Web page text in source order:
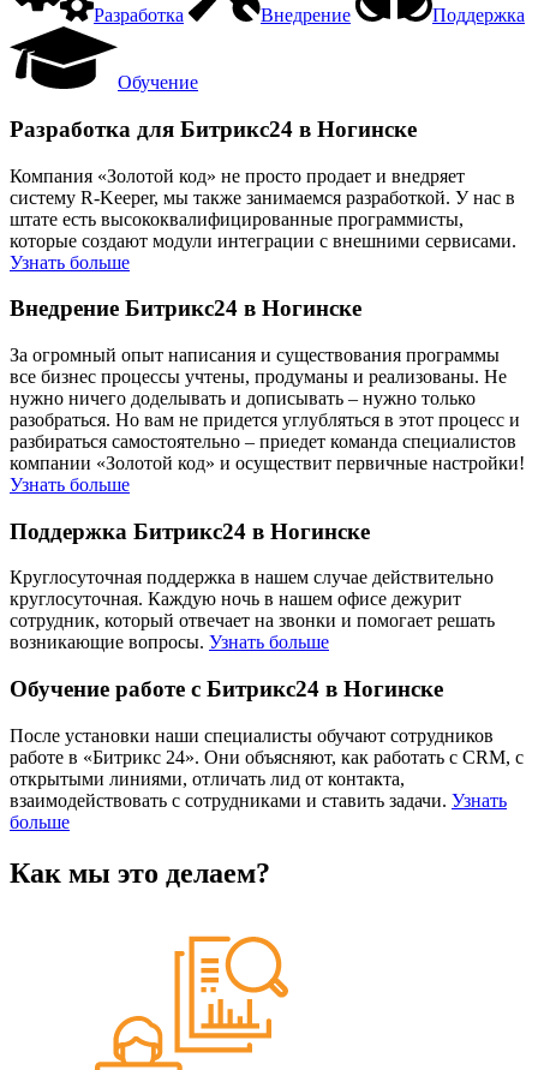
Разработка Внедрение Поддержка
Обучение
Разработка для Битрикс24 в Ногинске
Компания «Золотой код» не просто продает и внедряет
систему R-Keeper, мы также занимаемся разработкой. У нас в
штате есть высококвалифицированные программисты,
которые создают модули интеграции с внешними сервисами.
Узнать больше
Внедрение Битрикс24 в Ногинске
За огромный опыт написания и существования программы
все бизнес процессы учтены, продуманы и реализованы. Не
нужно ничего доделывать и дописывать – нужно только
разобраться. Но вам не придется углубляться в этот процесс и
разбираться самостоятельно – приедет команда специалистов
компании «Золотой код» и осуществит первичные настройки!
Узнать больше
Поддержка Битрикс24 в Ногинске
Круглосуточная поддержка в нашем случае действительно
круглосуточная. Каждую ночь в нашем офисе дежурит
сотрудник, который отвечает на звонки и помогает решать
возникающие вопросы. Узнать больше
Обучение работе с Битрикс24 в Ногинске
После установки наши специалисты обучают сотрудников
работе в «Битрикс 24». Они объясняют, как работать с CRM, с
открытыми линиями, отличать лид от контакта,
взаимодействовать с сотрудниками и ставить задачи. Узнать
больше
Как мы это делаем?